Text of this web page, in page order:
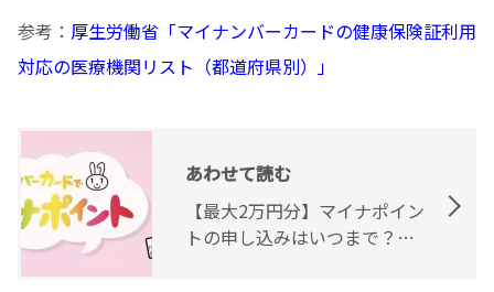
参考： 厚生労働省「マイナンバーカードの健康保険証利用
対応の医療機関リスト（都道府県別）」
あわせて読む
【最大2万円分】マイナポイン
トの申し込みはいつまで？受